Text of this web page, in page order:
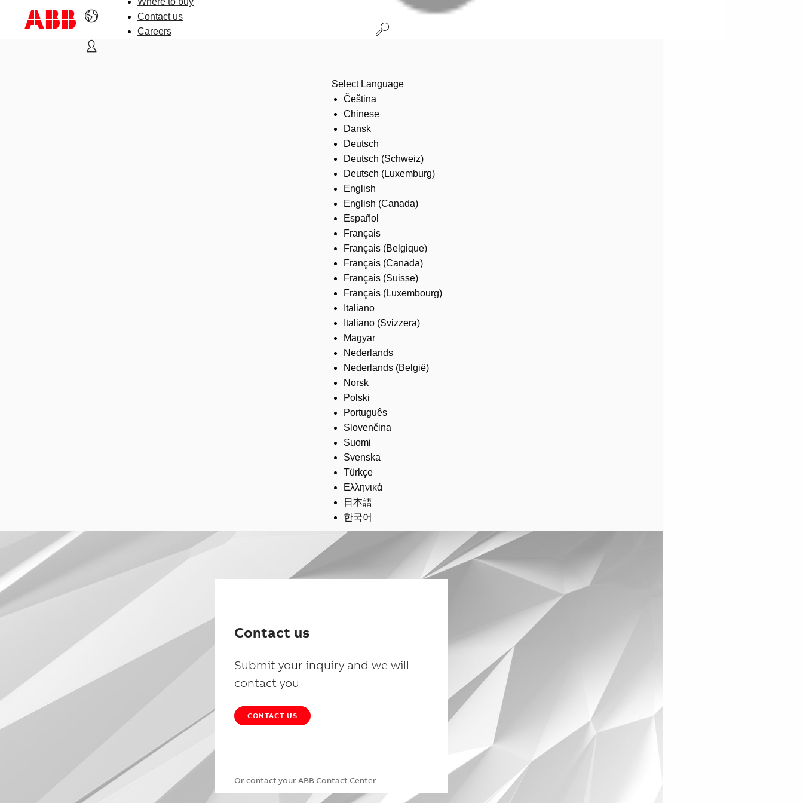
Contact us
Careers
Select Language
Čeština
Chinese
Dansk
Deutsch
Deutsch (Schweiz)
Deutsch (Luxemburg)
English
English (Canada)
Español
Français
Français (Belgique)
Français (Canada)
Français (Suisse)
Français (Luxembourg)
Italiano
Italiano (Svizzera)
Magyar
Nederlands
Nederlands (België)
Norsk
Polski
Português
Slovenčina
Suomi
Svenska
Türkçe
Ελληνικά
日本語
한국어
Contact us
Submit your inquiry and we will
contact you
CONTACT US
Or contact your ABB Contact Center